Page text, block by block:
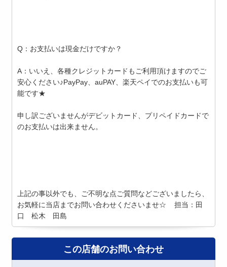
Q：お支払いは現金だけですか？
A：いいえ、各種クレジットカードもご利用頂けますのでご
安心ください♪PayPay、auPAY、楽天ペイでのお支払いも可
能です★
申し訳ございませんがデビットカード、プリペイドカードで
のお支払いは出来ません。
上記の事以外でも、ご不明な点ご質問などございましたら、
お気軽に当店までお問い合わせくださいませ☆ 担当：田
口 松木 田島
この店舗のお問い合わせ